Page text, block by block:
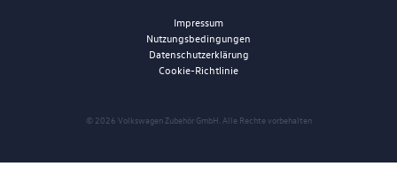
© 2026 Volkswagen Zubehör GmbH. Alle Rechte vorbehalten
Impressum
Nutzungsbedingungen
Datenschutzerklärung
Cookie-Richtlinie